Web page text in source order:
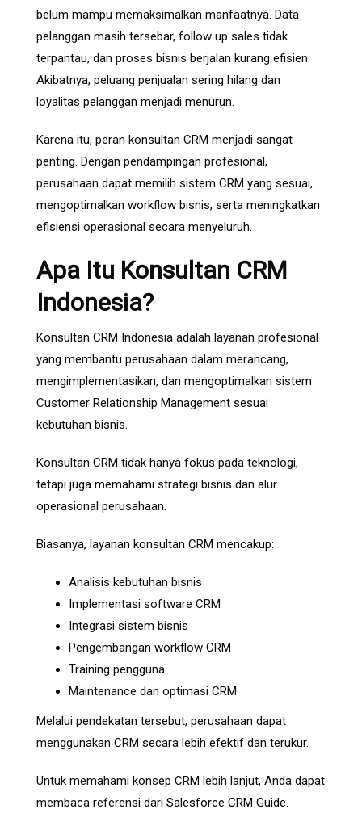
belum mampu memaksimalkan manfaatnya. Data
pelanggan masih tersebar, follow up sales tidak
terpantau, dan proses bisnis berjalan kurang efisien.
Akibatnya, peluang penjualan sering hilang dan
loyalitas pelanggan menjadi menurun.
Karena itu, peran konsultan CRM menjadi sangat
penting. Dengan pendampingan profesional,
perusahaan dapat memilih sistem CRM yang sesuai,
mengoptimalkan workflow bisnis, serta meningkatkan
efisiensi operasional secara menyeluruh.
Apa Itu Konsultan CRM
Indonesia?
Konsultan CRM Indonesia adalah layanan profesional
yang membantu perusahaan dalam merancang,
mengimplementasikan, dan mengoptimalkan sistem
Customer Relationship Management sesuai
kebutuhan bisnis.
Konsultan CRM tidak hanya fokus pada teknologi,
tetapi juga memahami strategi bisnis dan alur
operasional perusahaan.
Biasanya, layanan konsultan CRM mencakup:
Analisis kebutuhan bisnis
Implementasi software CRM
Integrasi sistem bisnis
Pengembangan workflow CRM
Training pengguna
Maintenance dan optimasi CRM
Melalui pendekatan tersebut, perusahaan dapat
menggunakan CRM secara lebih efektif dan terukur.
Untuk memahami konsep CRM lebih lanjut, Anda dapat
membaca referensi dari Salesforce CRM Guide.